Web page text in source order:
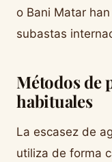
o Bani Matar
subastas
Métodos de
habituales
La escasez de
utiliza de forma